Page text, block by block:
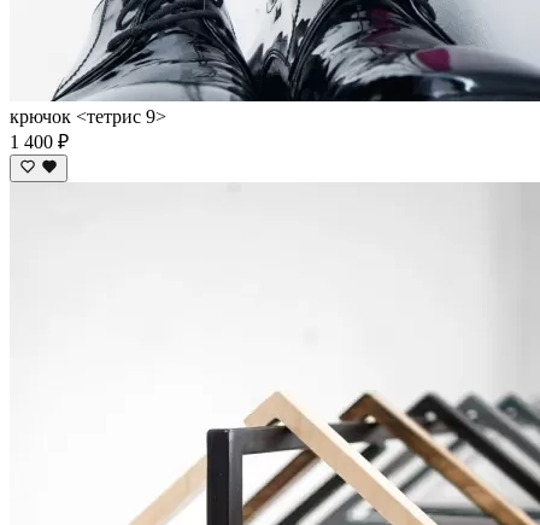
крючок <тетрис 9>
1 400 ₽